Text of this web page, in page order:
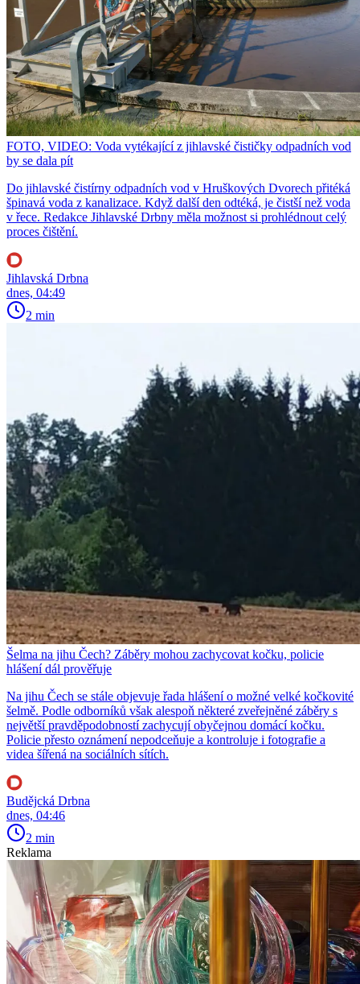
FOTO, VIDEO: Voda vytékající z jihlavské čističky odpadních vod
by se dala pít
Do jihlavské čistírny odpadních vod v Hruškových Dvorech přitéká
špinavá voda z kanalizace. Když další den odtéká, je čistší než voda
v řece. Redakce Jihlavské Drbny měla možnost si prohlédnout celý
proces čištění.
Jihlavská Drbna
dnes, 04:49
2 min
Šelma na jihu Čech? Záběry mohou zachycovat kočku, policie
hlášení dál prověřuje
Na jihu Čech se stále objevuje řada hlášení o možné velké kočkovité
šelmě. Podle odborníků však alespoň některé zveřejněné záběry s
největší pravděpodobností zachycují obyčejnou domácí kočku.
Policie přesto oznámení nepodceňuje a kontroluje i fotografie a
videa šířená na sociálních sítích.
Budějcká Drbna
dnes, 04:46
2 min
Reklama